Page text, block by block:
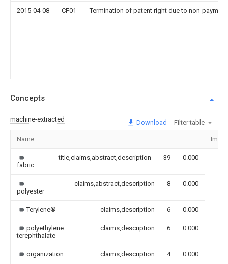
2015-04-08 CF01 Termination of patent right due to non-
Concepts
machine-extracted Download Filter table
Name
fabric
title,claims,abstract,description 39 0.000
polyester
claims,abstract,description 8 0.000
Terylene® claims,description 6 0.000
polyethylene
terephthalate
claims,description 6 0.000
organization claims,description 4 0.000